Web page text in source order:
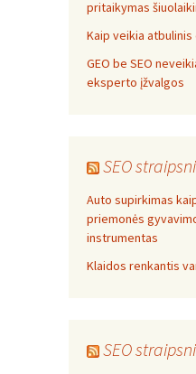
pritaikymas
Kaip veikia
GEO be SEO
eksperto įžvalgos
SEO
Auto supirkimas
priemonės
instrumentas
Klaidos renkantis
SEO